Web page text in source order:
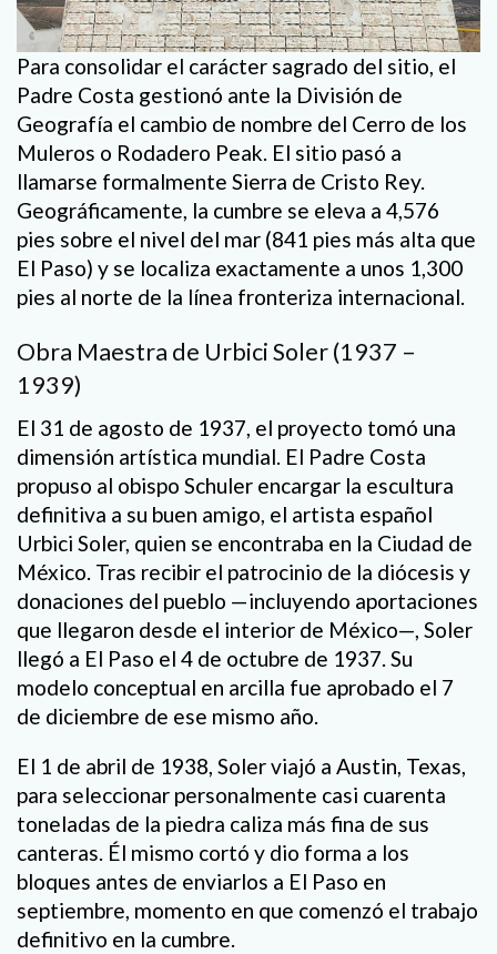
Para consolidar el carácter sagrado del sitio, el
Padre Costa gestionó ante la División de
Geografía el cambio de nombre del Cerro de los
Muleros o Rodadero Peak. El sitio pasó a
llamarse formalmente Sierra de Cristo Rey.
Geográficamente, la cumbre se eleva a 4,576
pies sobre el nivel del mar (841 pies más alta que
El Paso) y se localiza exactamente a unos 1,300
pies al norte de la línea fronteriza internacional.
Obra Maestra de Urbici Soler (1937 –
1939)
El 31 de agosto de 1937, el proyecto tomó una
dimensión artística mundial. El Padre Costa
propuso al obispo Schuler encargar la escultura
definitiva a su buen amigo, el artista español
Urbici Soler, quien se encontraba en la Ciudad de
México. Tras recibir el patrocinio de la diócesis y
donaciones del pueblo —incluyendo aportaciones
que llegaron desde el interior de México—, Soler
llegó a El Paso el 4 de octubre de 1937. Su
modelo conceptual en arcilla fue aprobado el 7
de diciembre de ese mismo año.
El 1 de abril de 1938, Soler viajó a Austin, Texas,
para seleccionar personalmente casi cuarenta
toneladas de la piedra caliza más fina de sus
canteras. Él mismo cortó y dio forma a los
bloques antes de enviarlos a El Paso en
septiembre, momento en que comenzó el trabajo
definitivo en la cumbre.